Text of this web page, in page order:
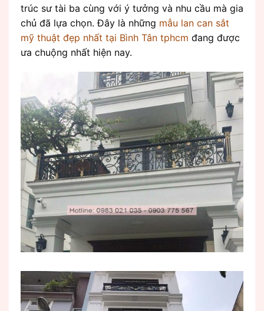
trúc sư tài ba cùng với ý tưởng và nhu cầu mà gia
chủ đã lựa chọn. Đây là những mẫu lan can sắt
mỹ thuật đẹp nhất tại Bình Tân tphcm đang được
ưa chuộng nhất hiện nay.